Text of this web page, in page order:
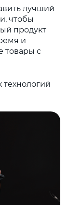
лучший
чтобы
продукт
и
товары с